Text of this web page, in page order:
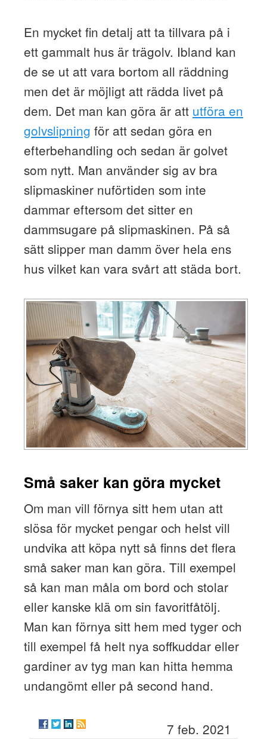
En mycket fin detalj att ta tillvara på i
ett gammalt hus är trägolv. Ibland kan
de se ut att vara bortom all räddning
men det är möjligt att rädda livet på
dem. Det man kan göra är att utföra en
golvslipning för att sedan göra en
efterbehandling och sedan är golvet
som nytt. Man använder sig av bra
slipmaskiner nuförtiden som inte
dammar eftersom det sitter en
dammsugare på slipmaskinen. På så
sätt slipper man damm över hela ens
hus vilket kan vara svårt att städa bort.
Små saker kan göra mycket
Om man vill förnya sitt hem utan att
slösa för mycket pengar och helst vill
undvika att köpa nytt så finns det flera
små saker man kan göra. Till exempel
så kan man måla om bord och stolar
eller kanske klä om sin favoritfåtölj.
Man kan förnya sitt hem med tyger och
till exempel få helt nya soffkuddar eller
gardiner av tyg man kan hitta hemma
undangömt eller på second hand.
7 feb. 2021